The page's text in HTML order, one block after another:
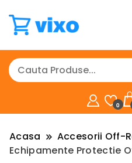
0
Acasa
Accesorii Off-
Echipamente Protectie